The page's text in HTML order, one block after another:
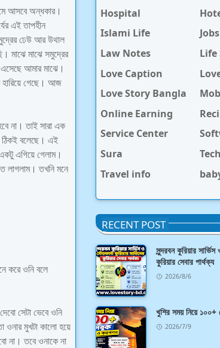
আসবে অন্ধকার।
এই তাপহীন
ঢেউ আর উথাল
মাঝে মাঝে সমুদ্রের
আমার মাঝে।
গেছে। আজ
না। তাই সারা এক
বলেছে। এই
এগিয়ে গেলাম।
লাগলাম। তখনি মনে
করে ওনি বলে
সেটা ভেবে ওনি
মুখটা কালো হয়ে
না। তবে ওনাকে না
Hospital
Islami Life
Jobs
Law Notes
Life
Love Caption
Love Story Bangla
Online Earning
Service Center
Sura
Travel info
RECENT POST
সুন্দরবন কুরিয়ার
কুরিয়ার সেবার পার্থক্য
2026/8/6
খুশির সময় নিয়ে
2026/7/9